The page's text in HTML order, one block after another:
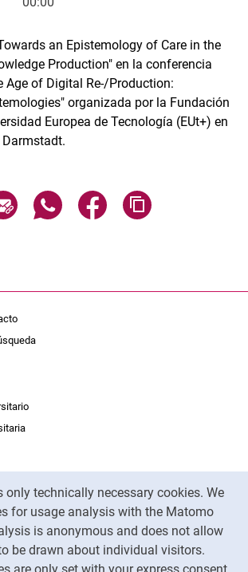
only technically necessary cookies. We
for usage analysis with the Matomo
is anonymous and does not allow
be drawn about individual visitors.
an Epistemology of Care in the
Production" en la conferencia
Age of Digital Re-/Production:
organizada por la Fundación
Europea de Tecnología (EUt+) en
Share page via email
Share page via WhatsApp
Share page via
la IA